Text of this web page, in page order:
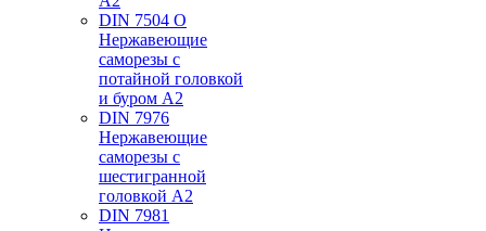
DIN 7504 O
Нержавеющие
саморезы с
потайной головкой
и буром А2
DIN 7976
Нержавеющие
саморезы с
шестигранной
головкой А2
DIN 7981